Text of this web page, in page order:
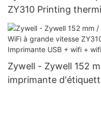
ZY310 Printing
plantes avec
WiFi USB + WiFi
Zywell - Zywell 152
imprimante